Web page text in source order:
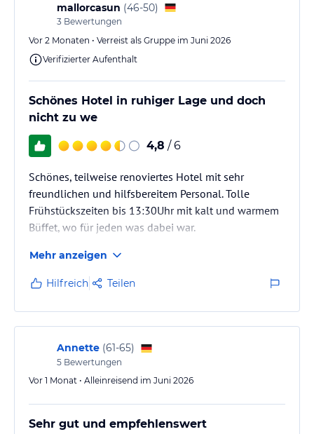
mallorcasun (46-50)
3 Bewertungen
Vor 2 Monaten • Verreist als Gruppe im Juni 2026
Verifizierter Aufenthalt
Schönes Hotel in ruhiger Lage und doch
nicht zu we
4,8 / 6
Schönes, teilweise renoviertes Hotel mit sehr
freundlichen und hilfsbereitem Personal. Tolle
Frühstückszeiten bis 13:30Uhr mit kalt und warmem
Büffet, wo für jeden was dabei war.
Mehr anzeigen
Hilfreich Teilen
Annette (61-65)
5 Bewertungen
Vor 1 Monat • Alleinreisend im Juni 2026
Sehr gut und empfehlenswert